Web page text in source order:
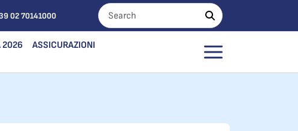
02 70141000
2026
ASSICURAZIONI